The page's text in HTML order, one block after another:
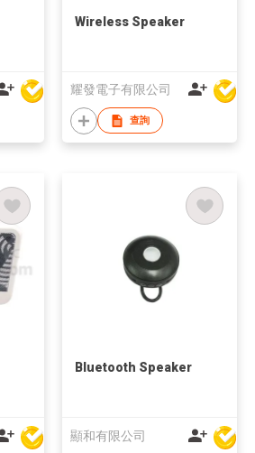
Wireless Speaker
耀發電子有限公司
查詢
Bluetooth Speaker
顯和有限公司